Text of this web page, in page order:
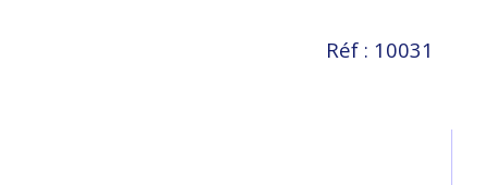
Réf : 10031